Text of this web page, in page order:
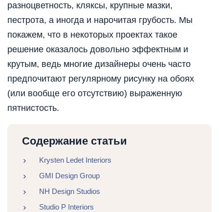
разноцветность, кляксы, крупные мазки,
пестрота, а иногда и нарочитая грубость. Мы
покажем, что в некоторых проектах такое
решение оказалось довольно эффектным и
крутым, ведь многие дизайнеры очень часто
предпочитают регулярному рисунку на обоях
(или вообще его отсутствию) выраженную
пятнистость.
Содержание статьи
Krysten Ledet Interiors
GMI Design Group
NH Design Studios
Studio P Interiors